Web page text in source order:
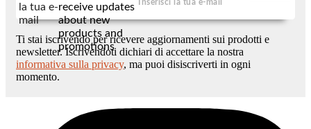
la tua e-
mail
receive updates
about new
products and
promotions
Ti stai iscrivendo per ricevere aggiornamenti sui prodotti e
newsletter. Iscrivendoti dichiari di accettare la nostra
informativa sulla privacy, ma puoi disiscriverti in ogni
momento.